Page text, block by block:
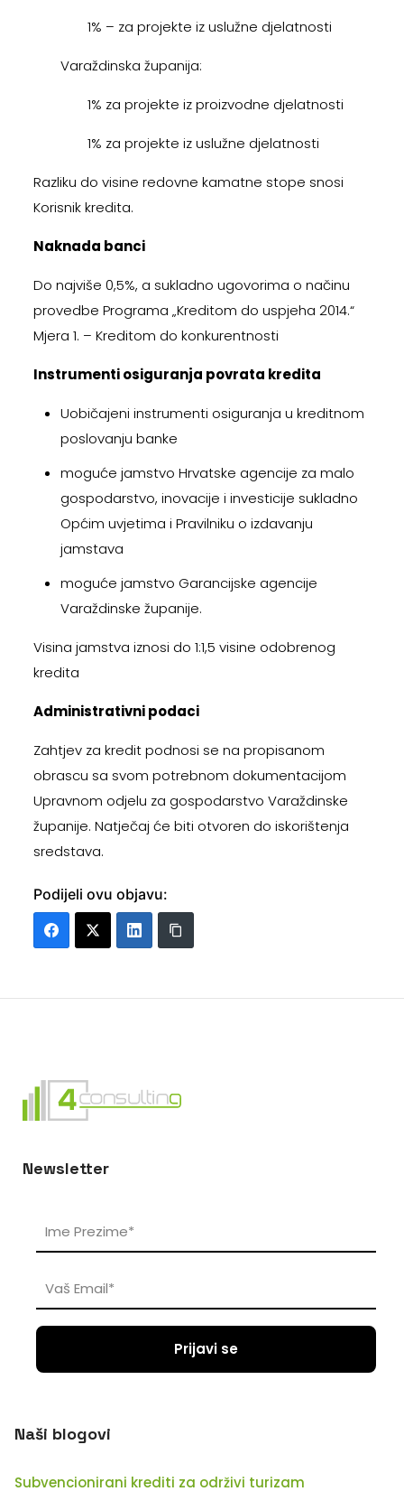
1% – za projekte iz uslužne djelatnosti
Varaždinska županija:
1% za projekte iz proizvodne djelatnosti
1% za projekte iz uslužne djelatnosti
Razliku do visine redovne kamatne stope snosi
Korisnik kredita.
Naknada banci
Do najviše 0,5%, a sukladno ugovorima o načinu
provedbe Programa „Kreditom do uspjeha 2014.“
Mjera 1. – Kreditom do konkurentnosti
Instrumenti osiguranja povrata kredita
Uobičajeni instrumenti osiguranja u kreditnom
poslovanju banke
moguće jamstvo Hrvatske agencije za malo
gospodarstvo, inovacije i investicije sukladno
Općim uvjetima i Pravilniku o izdavanju
jamstava
moguće jamstvo Garancijske agencije
Varaždinske županije.
Visina jamstva iznosi do 1:1,5 visine odobrenog
kredita
Administrativni podaci
Zahtjev za kredit podnosi se na propisanom
obrascu sa svom potrebnom dokumentacijom
Upravnom odjelu za gospodarstvo Varaždinske
županije. Natječaj će biti otvoren do iskorištenja
sredstava.
Podijeli ovu objavu:
Newsletter
Naši blogovi
Subvencionirani krediti za održivi turizam